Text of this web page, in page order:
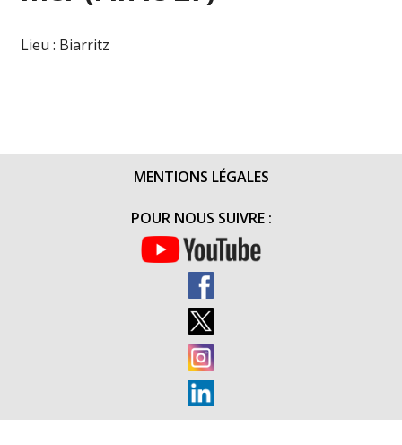
Lieu : Biarritz
MENTIONS LÉGALES
POUR NOUS SUIVRE :